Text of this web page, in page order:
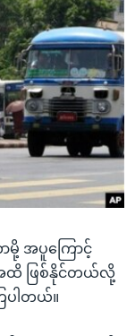
ာမို့ အပူကြောင့်
ထိ ဖြစ်နိုင်တယ်လို့
ပါတယ်။